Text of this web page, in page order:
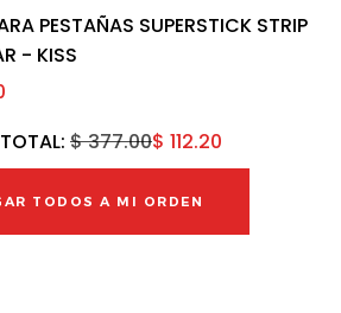
PESTAÑAS SUPERSTICK STRIP
- KISS
$ 112.20
$ 377.00
TODOS A MI ORDEN